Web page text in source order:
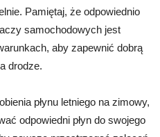
Pamiętaj, że odpowiednio
samochodowych jest
aby zapewnić dobrą
drodze.
płynu letniego na zimowy,
odpowiedni płyn do swojego